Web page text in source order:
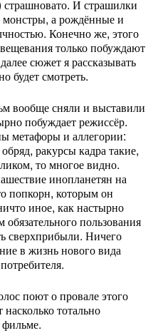
И страшилки
монстры, а рождённые и
Конечно же, этого
только побуждают
сюжет я рассказывать
будет смотреть.
вообще сняли и выставили
побуждает режиссёр.
метафоры и аллегории:
ракурсы кадра такие,
то многое видно.
инопланетян на
попкорн, которым он
иное, как настырно
пользования
сверхприбыли. Ничего
в жизнь нового вида
поют о провале этого
тотально
фильме.